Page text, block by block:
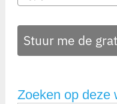
Stuur me de
Zoeken op deze